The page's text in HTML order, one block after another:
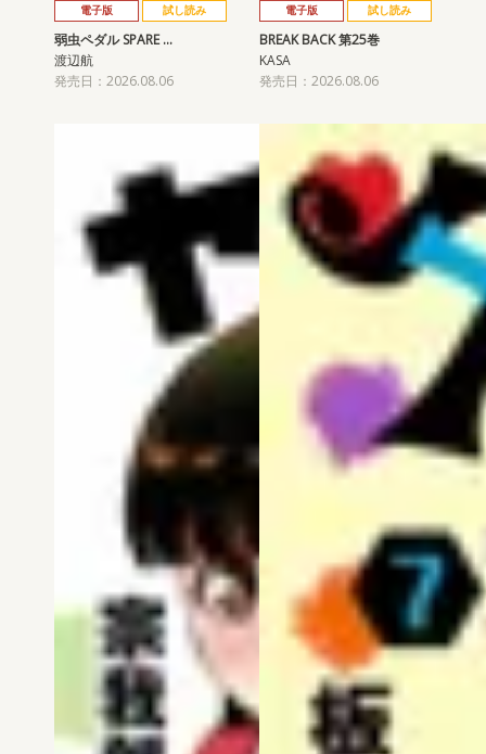
電子版 試し読み
弱虫ペダル SPARE …
渡辺航
発売日：2026.08.06
電子版 試し読み
BREAK BACK 第25巻
KASA
発売日：2026.08.06